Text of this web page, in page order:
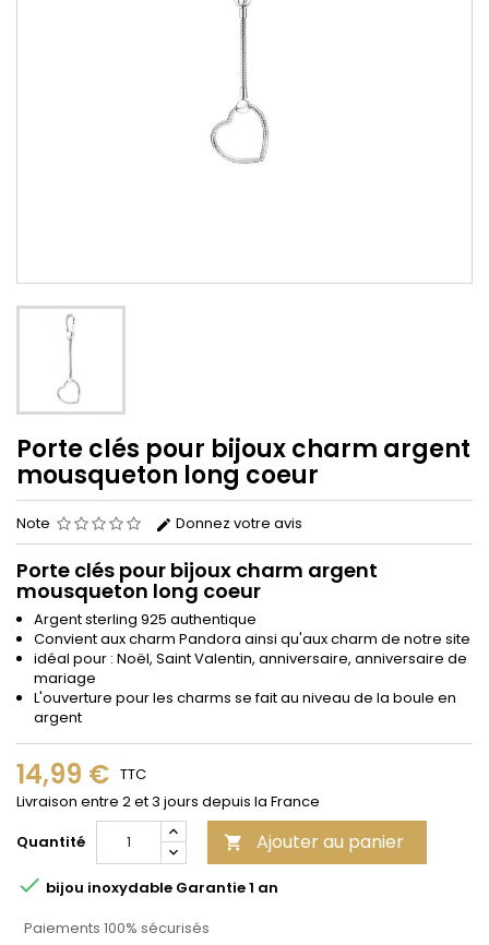
Porte clés pour bijoux charm argent
mousqueton long coeur
Note Donnez votre avis
Porte clés pour bijoux charm argent
mousqueton long coeur
Argent sterling 925 authentique
Convient aux charm Pandora ainsi qu'aux charm de notre site
idéal pour : Noël, Saint Valentin, anniversaire, anniversaire de
mariage
L'ouverture pour les charms se fait au niveau de la boule en
argent
14,99 € TTC
Livraison entre 2 et 3 jours depuis la France
Quantité
 Ajouter au panier
 bijou inoxydable Garantie 1 an
Paiements 100% sécurisés